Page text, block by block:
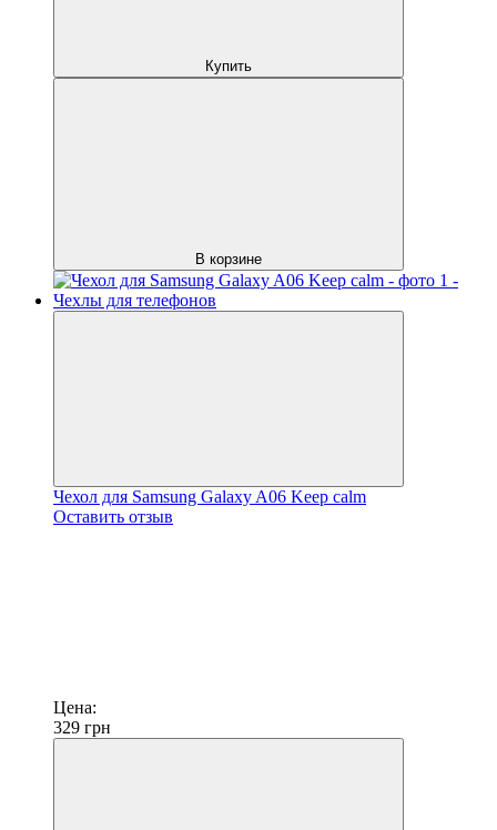
Купить
В корзине
Чехол для Samsung Galaxy A06 Keep calm
Оставить отзыв
Цена:
329 грн